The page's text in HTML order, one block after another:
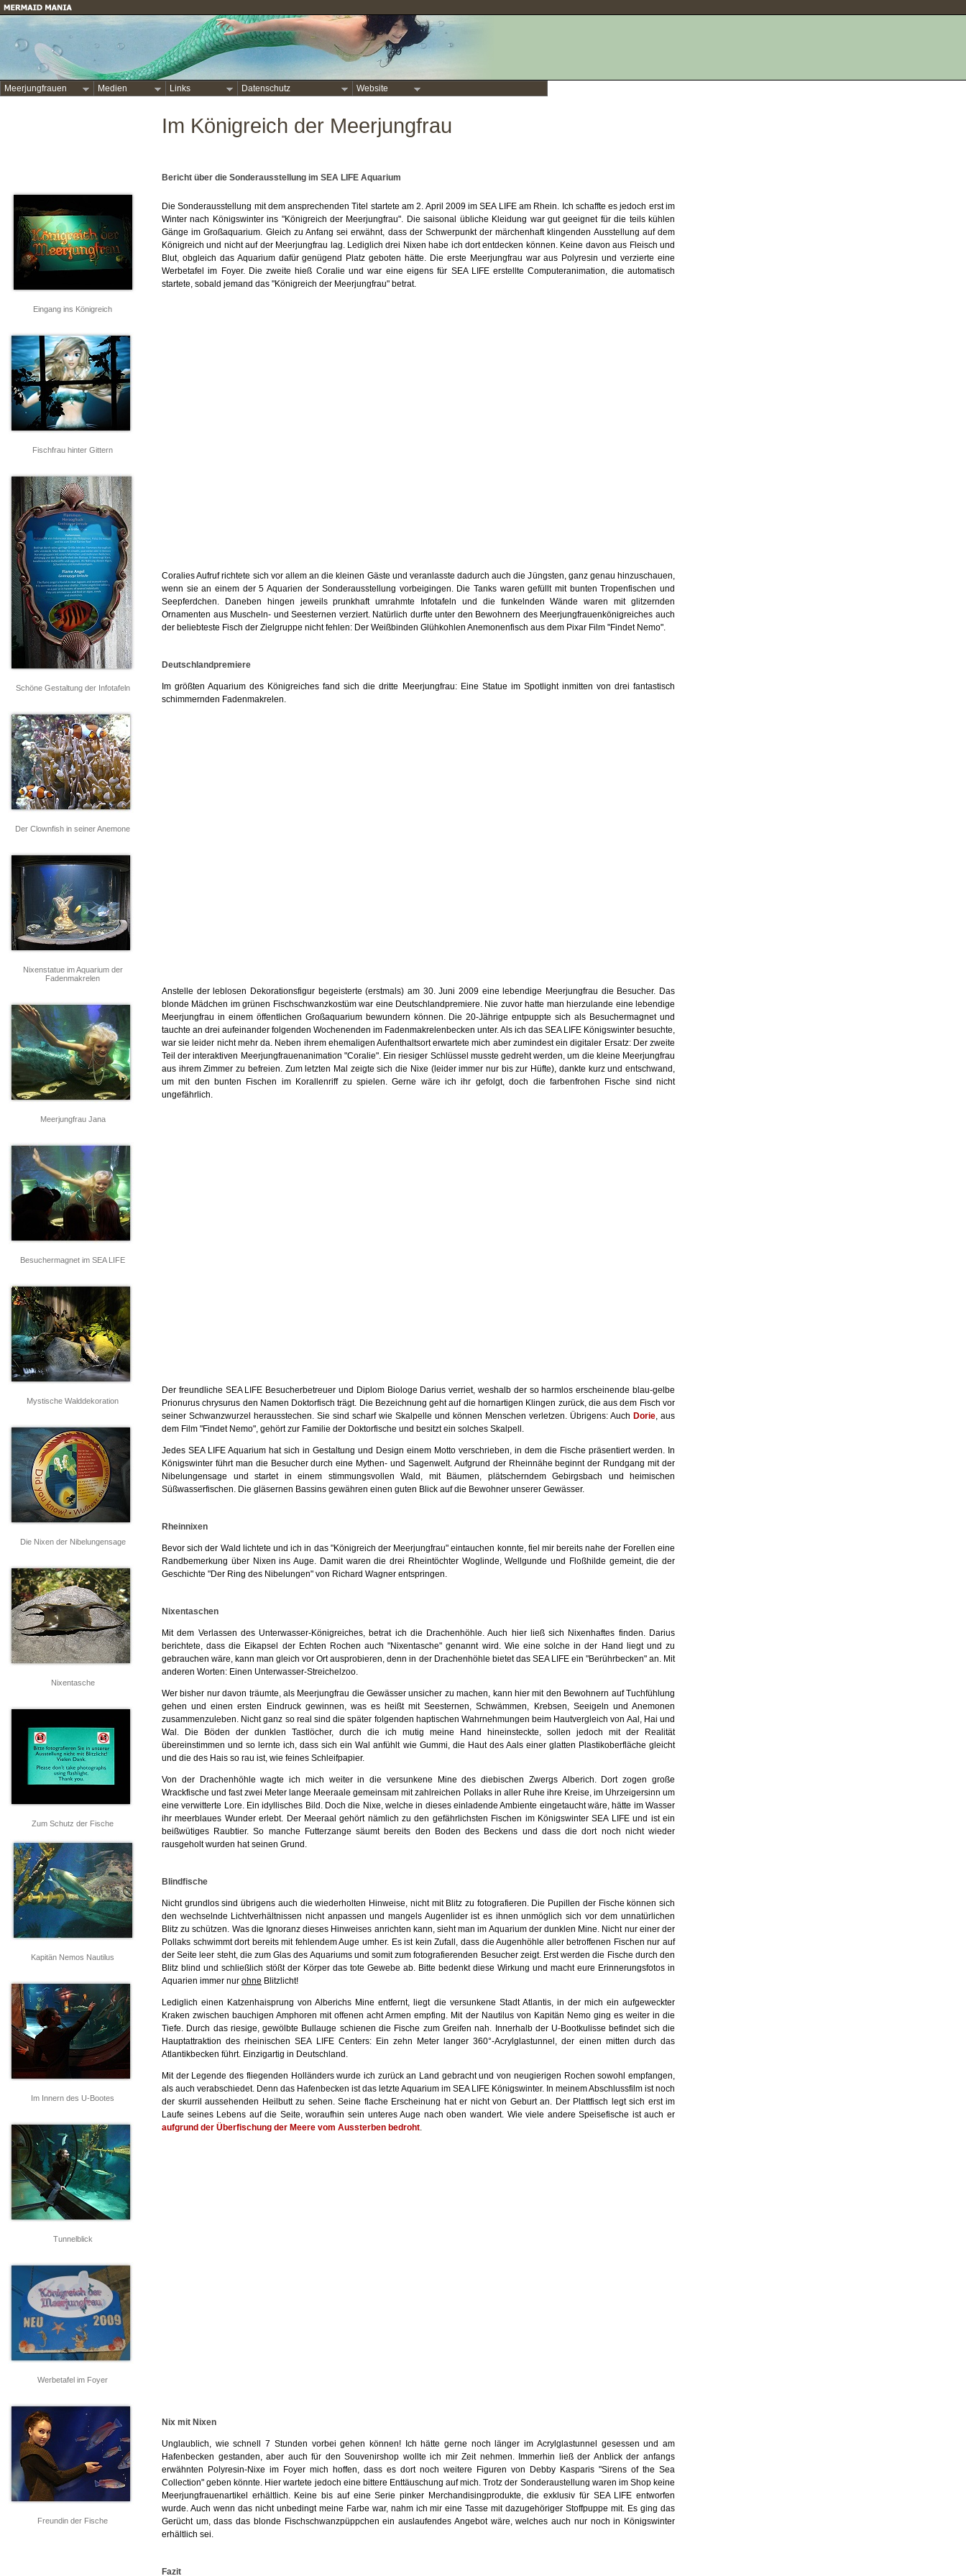
Meerjungfrauen Medien Links Datenschutz Website
Im Königreich der Meerjungfrau
Bericht über die Sonderausstellung im SEA LIFE Aquarium
Eingang ins Königreich
Fischfrau hinter Gittern
Schöne Gestaltung der Infotafeln
Der Clownfish in seiner Anemone
Nixenstatue im Aquarium der
Fadenmakrelen
Meerjungfrau Jana
Besuchermagnet im SEA LIFE
Mystische Walddekoration
Die Nixen der Nibelungensage
Nixentasche
Zum Schutz der Fische
Kapitän Nemos Nautilus
Im Innern des U-Bootes
Tunnelblick
Werbetafel im Foyer
Freundin der Fische
Die Sonderausstellung mit dem ansprechenden Titel startete am 2. April 2009 im SEA LIFE am Rhein. Ich schaffte es jedoch erst im
Winter nach Königswinter ins "Königreich der Meerjungfrau". Die saisonal übliche Kleidung war gut geeignet für die teils kühlen
Gänge im Großaquarium. Gleich zu Anfang sei erwähnt, dass der Schwerpunkt der märchenhaft klingenden Ausstellung auf dem
Königreich und nicht auf der Meerjungfrau lag. Lediglich drei Nixen habe ich dort entdecken können. Keine davon aus Fleisch und
Blut, obgleich das Aquarium dafür genügend Platz geboten hätte. Die erste Meerjungfrau war aus Polyresin und verzierte eine
Werbetafel im Foyer. Die zweite hieß Coralie und war eine eigens für SEA LIFE erstellte Computeranimation, die automatisch
startete, sobald jemand das "Königreich der Meerjungfrau" betrat.
Coralies Aufruf richtete sich vor allem an die kleinen Gäste und veranlasste dadurch auch die Jüngsten, ganz genau hinzuschauen,
wenn sie an einem der 5 Aquarien der Sonderausstellung vorbeigingen. Die Tanks waren gefüllt mit bunten Tropenfischen und
Seepferdchen. Daneben hingen jeweils prunkhaft umrahmte Infotafeln und die funkelnden Wände waren mit glitzernden
Ornamenten aus Muscheln- und Seesternen verziert. Natürlich durfte unter den Bewohnern des Meerjungfrauenkönigreiches auch
der beliebteste Fisch der Zielgruppe nicht fehlen: Der Weißbinden Glühkohlen Anemonenfisch aus dem Pixar Film "Findet Nemo".
Deutschlandpremiere
Im größten Aquarium des Königreiches fand sich die dritte Meerjungfrau: Eine Statue im Spotlight inmitten von drei fantastisch
schimmernden Fadenmakrelen.
Anstelle der leblosen Dekorationsfigur begeisterte (erstmals) am 30. Juni 2009 eine lebendige Meerjungfrau die Besucher. Das
blonde Mädchen im grünen Fischschwanzkostüm war eine Deutschlandpremiere. Nie zuvor hatte man hierzulande eine lebendige
Meerjungfrau in einem öffentlichen Großaquarium bewundern können. Die 20-Jährige entpuppte sich als Besuchermagnet und
tauchte an drei aufeinander folgenden Wochenenden im Fadenmakrelenbecken unter. Als ich das SEA LIFE Königswinter besuchte,
war sie leider nicht mehr da. Neben ihrem ehemaligen Aufenthaltsort erwartete mich aber zumindest ein digitaler Ersatz: Der zweite
Teil der interaktiven Meerjungfrauenanimation "Coralie". Ein riesiger Schlüssel musste gedreht werden, um die kleine Meerjungfrau
aus ihrem Zimmer zu befreien. Zum letzten Mal zeigte sich die Nixe (leider immer nur bis zur Hüfte), dankte kurz und entschwand,
um mit den bunten Fischen im Korallenriff zu spielen. Gerne wäre ich ihr gefolgt, doch die farbenfrohen Fische sind nicht
ungefährlich.
Der freundliche SEA LIFE Besucherbetreuer und Diplom Biologe Darius verriet, weshalb der so harmlos erscheinende blau-gelbe
Prionurus chrysurus den Namen Doktorfisch trägt. Die Bezeichnung geht auf die hornartigen Klingen zurück, die aus dem Fisch vor
seiner Schwanzwurzel herausstechen. Sie sind scharf wie Skalpelle und können Menschen verletzen. Übrigens: Auch Dorie, aus
dem Film "Findet Nemo", gehört zur Familie der Doktorfische und besitzt ein solches Skalpell.
Jedes SEA LIFE Aquarium hat sich in Gestaltung und Design einem Motto verschrieben, in dem die Fische präsentiert werden. In
Königswinter führt man die Besucher durch eine Mythen- und Sagenwelt. Aufgrund der Rheinnähe beginnt der Rundgang mit der
Nibelungensage und startet in einem stimmungsvollen Wald, mit Bäumen, plätscherndem Gebirgsbach und heimischen
Süßwasserfischen. Die gläsernen Bassins gewähren einen guten Blick auf die Bewohner unserer Gewässer.
Rheinnixen
Bevor sich der Wald lichtete und ich in das "Königreich der Meerjungfrau" eintauchen konnte, fiel mir bereits nahe der Forellen eine
Randbemerkung über Nixen ins Auge. Damit waren die drei Rheintöchter Woglinde, Wellgunde und Floßhilde gemeint, die der
Geschichte "Der Ring des Nibelungen" von Richard Wagner entspringen.
Nixentaschen
Mit dem Verlassen des Unterwasser-Königreiches, betrat ich die Drachenhöhle. Auch hier ließ sich Nixenhaftes finden. Darius
berichtete, dass die Eikapsel der Echten Rochen auch "Nixentasche" genannt wird. Wie eine solche in der Hand liegt und zu
gebrauchen wäre, kann man gleich vor Ort ausprobieren, denn in der Drachenhöhle bietet das SEA LIFEein "Berührbecken" an. Mit
anderen Worten: Einen Unterwasser-Streichelzoo.
Wer bisher nur davon träumte, als Meerjungfrau die Gewässer unsicher zu machen, kann hier mit den Bewohnern auf Tuchfühlung
gehen und einen ersten Eindruck gewinnen, was es heißt mit Seesternen, Schwämmen, Krebsen, Seeigeln und Anemonen
zusammenzuleben. Nicht ganz so real sind die später folgenden haptischen Wahrnehmungen beim Hautvergleich von Aal, Hai und
Wal. Die Böden der dunklen Tastlöcher, durch die ich mutig meine Hand hineinsteckte, sollen jedoch mit der Realität
übereinstimmen und so lernte ich, dass sich ein Wal anfühlt wie Gummi, die Haut des Aals einer glatten Plastikoberfläche gleicht
und die des Hais so rau ist, wie feines Schleifpapier.
Von der Drachenhöhle wagte ich mich weiter in die versunkene Mine des diebischen Zwergs Alberich. Dort zogen große
Wrackfische und fast zwei Meter lange Meeraale gemeinsam mit zahlreichen Pollaks in aller Ruhe ihre Kreise, im Uhrzeigersinn um
eine verwitterte Lore. Ein idyllisches Bild. Doch die Nixe, welche in dieses einladende Ambiente eingetaucht wäre, hätte im Wasser
ihr meerblaues Wunder erlebt. Der Meeraal gehört nämlich zu den gefährlichsten Fischen im Königswinter SEA LIFE und ist ein
beißwütiges Raubtier. So manche Futterzange säumt bereits den Boden des Beckens und dass die dort noch nicht wieder
rausgeholt wurden hat seinen Grund.
Blindfische
Nicht grundlos sind übrigens auch die wiederholten Hinweise, nicht mit Blitz zu fotografieren. Die Pupillen der Fische können sich
den wechselnde Lichtverhältnissen nicht anpassen und mangels Augenlider ist es ihnen unmöglich sich vor dem unnatürlichen
Blitz zu schützen. Was die Ignoranz dieses Hinweises anrichten kann, sieht man im Aquarium der dunklen Mine. Nicht nur einer der
Pollaks schwimmt dort bereits mit fehlendem Auge umher. Es ist kein Zufall, dass die Augenhöhle aller betroffenen Fischen nur auf
der Seite leer steht, die zum Glas des Aquariums und somit zum fotografierenden Besucher zeigt. Erst werden die Fische durch den
Blitz blind und schließlich stößt der Körper das tote Gewebe ab. Bitte bedenkt diese Wirkung und macht eure Erinnerungsfotos in
Aquarien immer nur ohne Blitzlicht!
Lediglich einen Katzenhaisprung von Alberichs Mine entfernt, liegt die versunkene Stadt Atlantis, in der mich ein aufgeweckter
Kraken zwischen bauchigen Amphoren mit offenen acht Armen empfing. Mit der Nautilus von Kapitän Nemo ging es weiter in die
Tiefe. Durch das riesige, gewölbte Bullauge schienen die Fische zum Greifen nah. Innerhalb der U-Bootkulisse befindet sich die
Hauptattraktion des rheinischen SEA LIFE Centers: Ein zehn Meter langer 360°-Acrylglastunnel, der einen mitten durch das
Atlantikbecken führt. Einzigartig in Deutschland.
Mit der Legende des fliegenden Holländers wurde ich zurück an Land gebracht und von neugierigen Rochen sowohl empfangen,
als auch verabschiedet. Denn das Hafenbecken ist das letzte Aquarium im SEA LIFE Königswinter. In meinem Abschlussfilm ist noch
der skurril aussehenden Heilbutt zu sehen. Seine flache Erscheinung hat er nicht von Geburt an. Der Plattfisch legt sich erst im
Laufe seines Lebens auf die Seite, woraufhin sein unteres Auge nach oben wandert. Wie viele andere Speisefische ist auch er
aufgrund der Überfischung der Meere vom Aussterben bedroht.
Nix mit Nixen
Unglaublich, wie schnell 7 Stunden vorbei gehen können! Ich hätte gerne noch länger im Acrylglastunnel gesessen und am
Hafenbecken gestanden, aber auch für den Souvenirshop wollte ich mir Zeit nehmen. Immerhin ließ der Anblick der anfangs
erwähnten Polyresin-Nixe im Foyer mich hoffen, dass es dort noch weitere Figuren von Debby Kasparis "Sirens of the Sea
Collection" geben könnte. Hier wartete jedoch eine bittere Enttäuschung auf mich. Trotz der Sonderaustellung waren im Shop keine
Meerjungfrauenartikel erhältlich. Keine bis auf eine Serie pinker Merchandisingprodukte, die exklusiv für SEA LIFE entworfen
wurde. Auch wenn das nicht unbedingt meine Farbe war, nahm ich mir eine Tasse mit dazugehöriger Stoffpuppe mit. Es ging das
Gerücht um, dass das blonde Fischschwanzpüppchen ein auslaufendes Angebot wäre, welches auch nur noch in Königswinter
erhältlich sei.
Fazit